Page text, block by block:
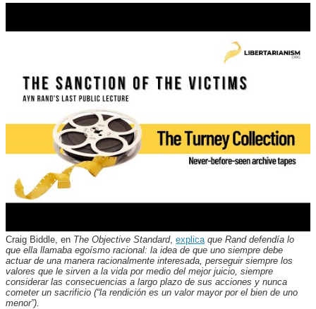
Craig Biddle, en The Objective Standard, explica que Rand defendía lo
que ella llamaba egoísmo racional: la idea de que uno siempre debe
actuar de una manera racionalmente interesada, perseguir siempre los
valores que le sirven a la vida por medio del mejor juicio, siempre
considerar las consecuencias a largo plazo de sus acciones y nunca
cometer un sacrificio (“la rendición es un valor mayor por el bien de uno
menor”).